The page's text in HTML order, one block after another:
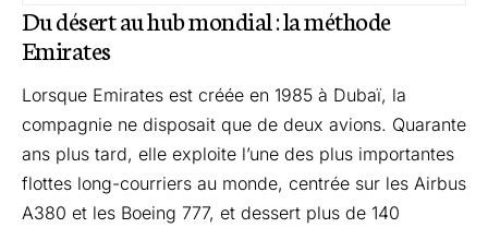
Du désert au hub mondial : la méthode
Emirates
Lorsque Emirates est créée en 1985 à Dubaï, la
compagnie ne disposait que de deux avions. Quarante
ans plus tard, elle exploite l’une des plus importantes
flottes long-courriers au monde, centrée sur les Airbus
A380 et les Boeing 777, et dessert plus de 140